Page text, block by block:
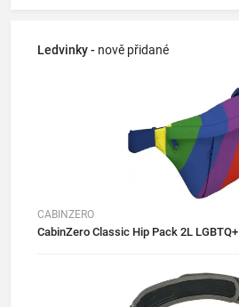
Ledvinky - nově přidané
CABINZERO
CabinZero Classic Hip Pack 2L LGBTQ+